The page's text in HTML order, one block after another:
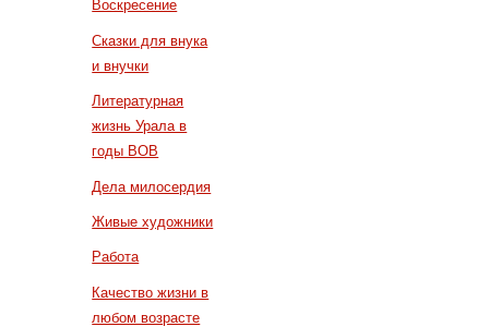
Воскресение
Сказки для внука
и внучки
Литературная
жизнь Урала в
годы ВОВ
Дела милосердия
Живые художники
Работа
Качество жизни в
любом возрасте